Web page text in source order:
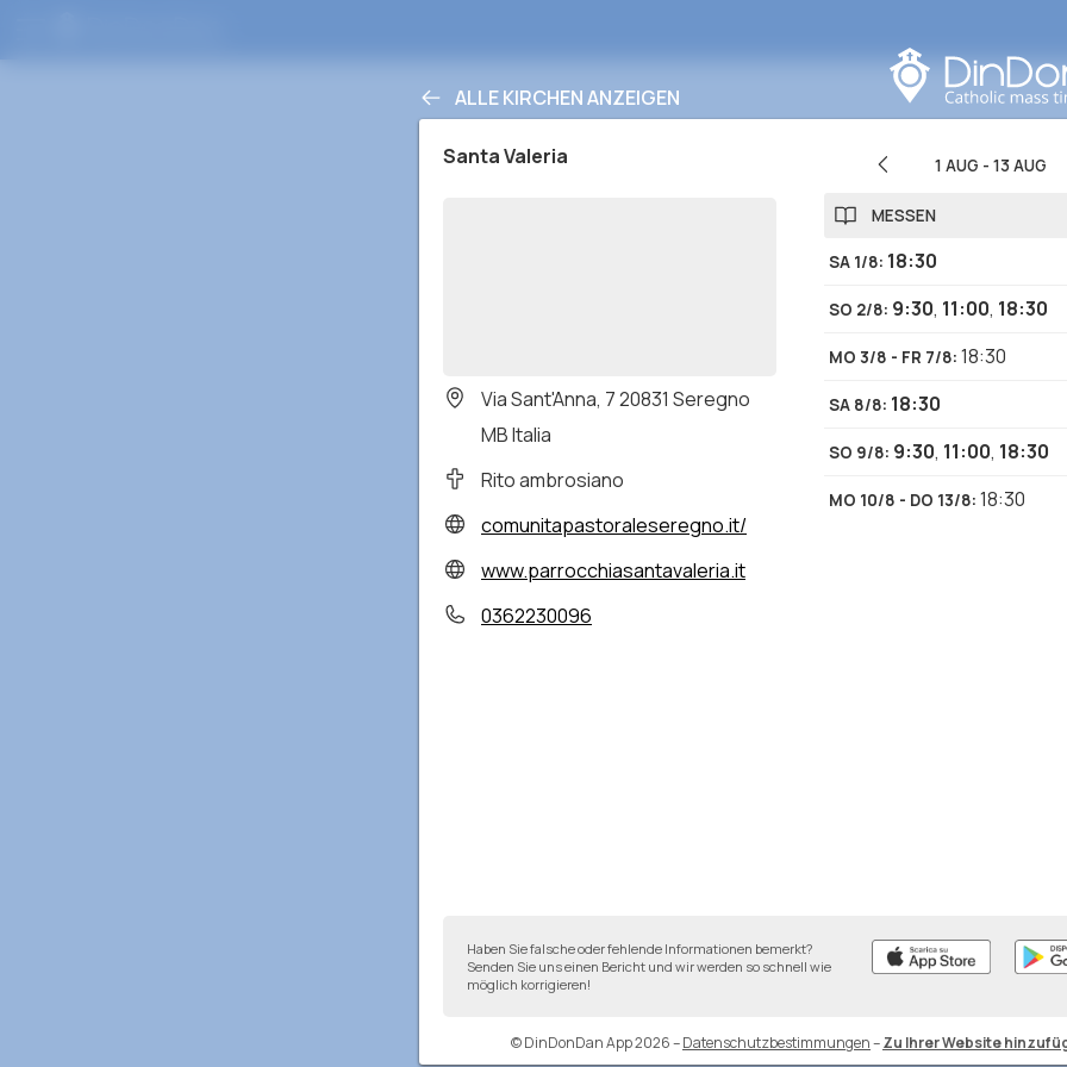
ALLE KIRCHEN ANZEIGEN
Santa Valeria
Via Sant'Anna, 7 20831 Seregno
MB Italia
Rito ambrosiano
comunitapastoraleseregno.it/
www.parrocchiasantavaleria.it
0362230096
1 AUG - 13 AUG
MESSEN
SA 1/8: 18:30
SO 2/8: 9:30, 11:00, 18:30
MO 3/8 - FR 7/8: 18:30
SA 8/8: 18:30
SO 9/8: 9:30, 11:00, 18:30
MO 10/8 - DO 13/8: 18:30
Haben Sie falsche oder fehlende Informationen bemerkt?
Senden Sie uns einen Bericht und wir werden so schnell wie
möglich korrigieren!
© DinDonDan App 2026–Datenschutzbestimmungen–Zu Ihrer Website